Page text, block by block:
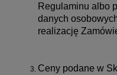
Regulaminu albo
danych
realizację
Ceny podane w